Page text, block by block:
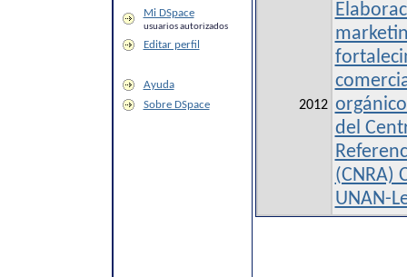
Mi DSpace
usuarios autorizados
Editar perfil
Ayuda
Sobre DSpace
2012
del
(CNRA)
UNAN-